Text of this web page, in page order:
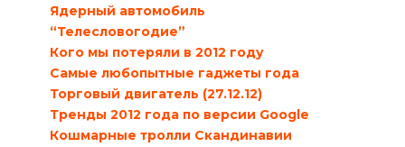
Ядерный автомобиль
“Телесловогодие”
Кого мы потеряли в 2012 году
Самые любопытные гаджеты года
Торговый двигатель (27.12.12)
Тренды 2012 года по версии Google
Кошмарные тролли Скандинавии